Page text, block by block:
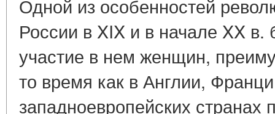
Одной из особенностей
России в XIX и в начале XX
участие в нем женщин,
то время как в Англии,
западноевропейских